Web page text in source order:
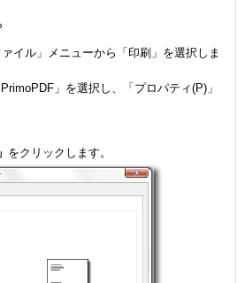
イル」メニューから「印刷」を選択しま
」を選択し、「プロパティ(P)」
をクリックします。